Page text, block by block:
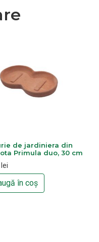
de jardiniera din
Primula duo, 30 cm
lei
în coș